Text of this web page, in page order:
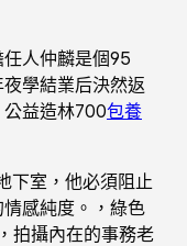
人仲麟是個95
學結業后決然返
益造林700包養
下室，他必須阻止
感純度。，綠色
拍攝內在的事務老